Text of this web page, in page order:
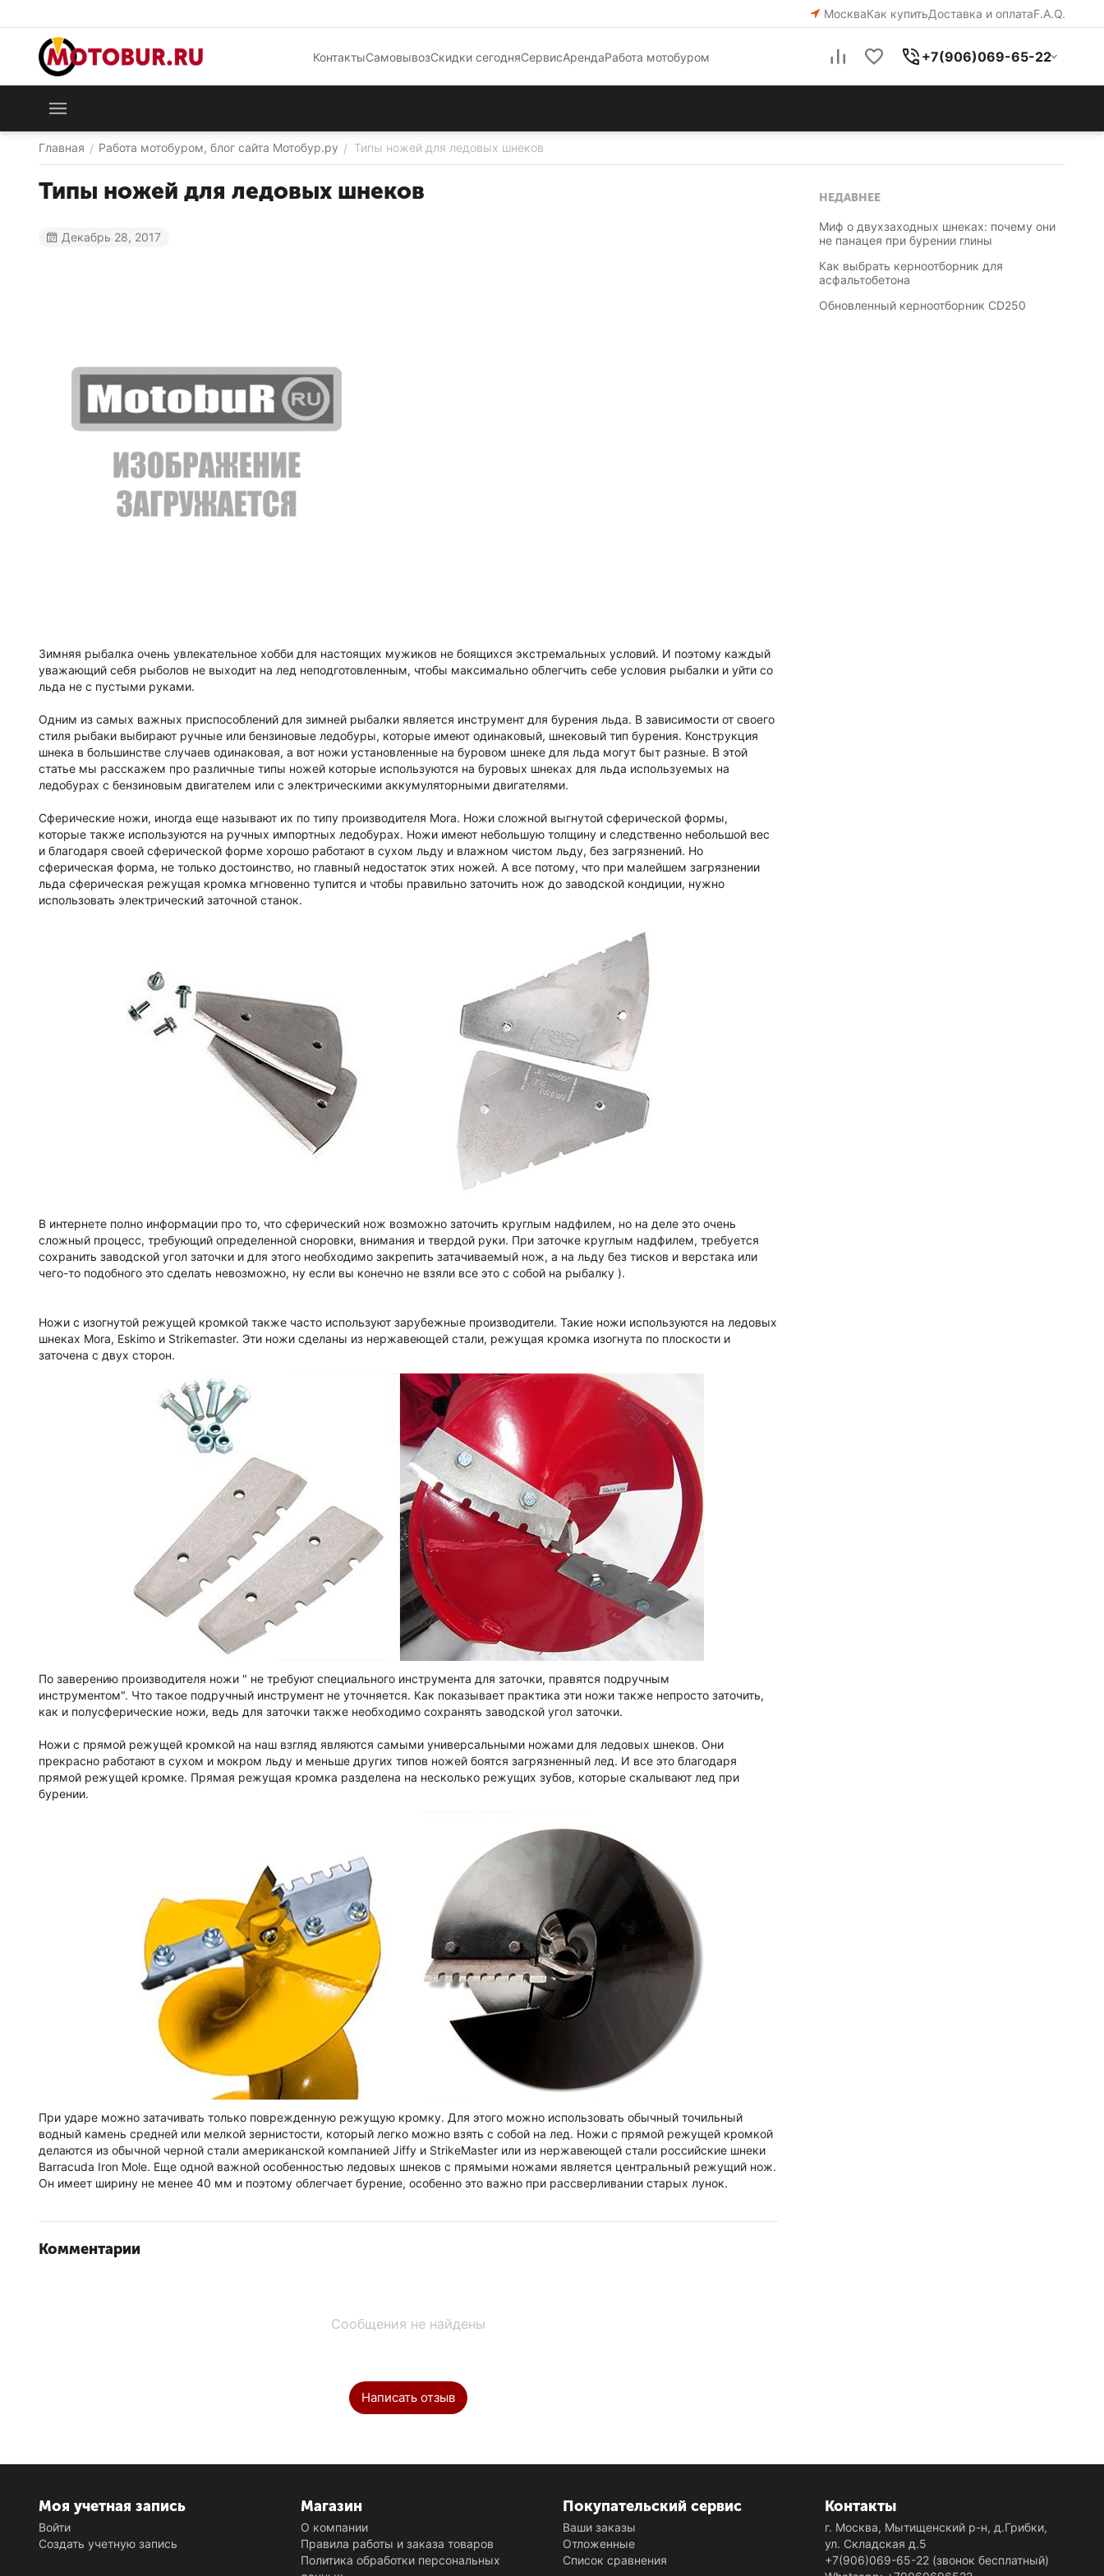
МоскваКак купитьДоставка и оплатаF.A.Q.
КонтактыСамовывозСкидки сегодняСервисАрендаРабота мотобуром +7(906)069-65-22
Главная / Работа мотобуром, блог сайта Мотобур.ру / Типы ножей для ледовых шнеков
Типы ножей для ледовых шнеков
Декабрь 28, 2017
Зимняя рыбалка очень увлекательное хобби для настоящих мужиков не боящихся экстремальных условий. И поэтому каждый
уважающий себя рыболов не выходит на лед неподготовленным, чтобы максимально облегчить себе условия рыбалки и уйти со
льда не с пустыми руками.
Одним из самых важных приспособлений для зимней рыбалки является инструмент для бурения льда. В зависимости от своего
стиля рыбаки выбирают ручные или бензиновые ледобуры, которые имеют одинаковый, шнековый тип бурения. Конструкция
шнека в большинстве случаев одинаковая, а вот ножи установленные на буровом шнеке для льда могут быт разные. В этой
статье мы расскажем про различные типы ножей которые используются на буровых шнеках для льда используемых на
ледобурах с бензиновым двигателем или с электрическими аккумуляторными двигателями.
Сферические ножи, иногда еще называют их по типу производителя Mora. Ножи сложной выгнутой сферической формы,
которые также используются на ручных импортных ледобурах. Ножи имеют небольшую толщину и следственно небольшой вес
и благодаря своей сферической форме хорошо работают в сухом льду и влажном чистом льду, без загрязнений. Но
сферическая форма, не только достоинство, но главный недостаток этих ножей. А все потому, что при малейшем загрязнении
льда сферическая режущая кромка мгновенно тупится и чтобы правильно заточить нож до заводской кондиции, нужно
использовать электрический заточной станок.
В интернете полно информации про то, что сферический нож возможно заточить круглым надфилем, но на деле это очень
сложный процесс, требующий определенной сноровки, внимания и твердой руки. При заточке круглым надфилем, требуется
сохранить заводской угол заточки и для этого необходимо закрепить затачиваемый нож, а на льду без тисков и верстака или
чего-то подобного это сделать невозможно, ну если вы конечно не взяли все это с собой на рыбалку ).
Ножи с изогнутой режущей кромкой также часто используют зарубежные производители. Такие ножи используются на ледовых
шнеках Mora, Eskimo и Strikemaster. Эти ножи сделаны из нержавеющей стали, режущая кромка изогнута по плоскости и
заточена с двух сторон.
По заверению производителя ножи " не требуют специального инструмента для заточки, правятся подручным
инструментом". Что такое подручный инструмент не уточняется. Как показывает практика эти ножи также непросто заточить,
как и полусферические ножи, ведь для заточки также необходимо сохранять заводской угол заточки.
Ножи с прямой режущей кромкой на наш взгляд являются самыми универсальными ножами для ледовых шнеков. Они
прекрасно работают в сухом и мокром льду и меньше других типов ножей боятся загрязненный лед. И все это благодаря
прямой режущей кромке. Прямая режущая кромка разделена на несколько режущих зубов, которые скалывают лед при
бурении.
При ударе можно затачивать только поврежденную режущую кромку. Для этого можно использовать обычный точильный
водный камень средней или мелкой зернистости, который легко можно взять с собой на лед. Ножи с прямой режущей кромкой
делаются из обычной черной стали американской компанией Jiffy и StrikeMaster или из нержавеющей стали российские шнеки
Barracuda Iron Mole. Еще одной важной особенностью ледовых шнеков с прямыми ножами является центральный режущий нож.
Он имеет ширину не менее 40 мм и поэтому облегчает бурение, особенно это важно при рассверливании старых лунок.
Комментарии
Сообщения не найдены
Написать отзыв
НЕДАВНЕЕ
Миф о двухзаходных шнеках: почему они
не панацея при бурении глины
Как выбрать керноотборник для
асфальтобетона
Обновленный керноотборник CD250
Моя учетная запись
Войти
Создать учетную запись
Магазин
О компании
Правила работы и заказа товаров
Политика обработки персональных
Покупательский сервис
Ваши заказы
Отложенные
Список сравнения
Контакты
г. Москва, Мытищенский р-н, д.Грибки,
ул. Складская д.5
+7(906)069-65-22 (звонок бесплатный)